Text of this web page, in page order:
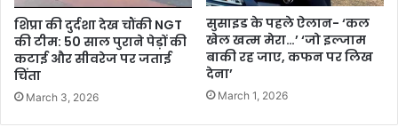
शिप्रा की दुर्दशा देख चौंकी NGT
की टीम: 50 साल पुराने पेड़ों की
कटाई और सीवरेज पर जताई
चिंता
March 3, 2026
सुसाइड के पहले ऐलान- ‘कल
खेल खत्म मेरा…’ ‘जो इल्जाम
बाकी रह जाए, कफन पर लिख
देना’
March 1, 2026